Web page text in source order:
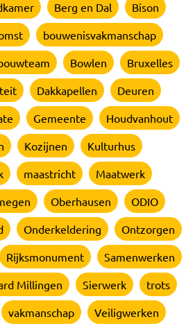
Berg en Dal
Bison
bouwenisvakmanschap
Bowlen
Bruxelles
Dakkapellen
Deuren
Gemeente
Houdvanhout
Kozijnen
Kulturhus
maastricht
Maatwerk
Oberhausen
ODIO
Onderkeldering
Ontzorgen
Rijksmonument
Samenwerken
Millingen Sierwerk
trots
vakmanschap
Veiligwerken